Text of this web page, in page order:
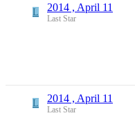
2014 , April 11
Last Star
L
2014 , April 11
Last Star
L